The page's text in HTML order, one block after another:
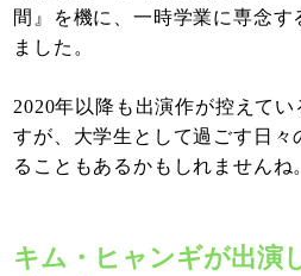
間』を機に、一時学業に専念
ました。
2020年以降も出演作が控えて
すが、大学生として過ごす日々
ることもあるかもしれませんね
キム・ヒャンギが出演